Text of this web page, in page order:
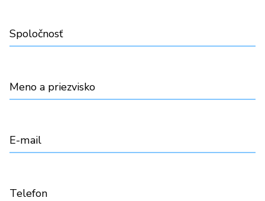
Spoločnosť
Meno a priezvisko
E-mail
Telefon